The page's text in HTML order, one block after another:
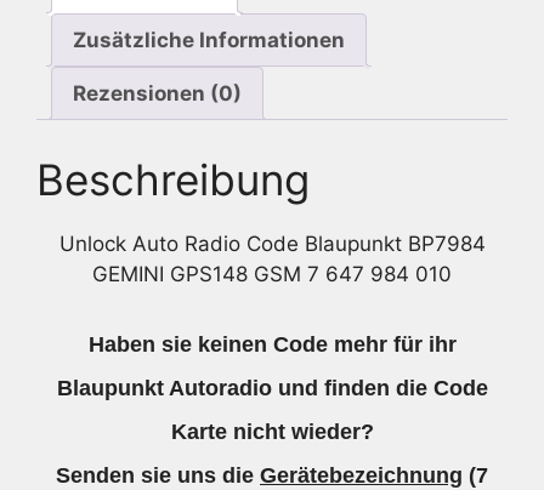
Zusätzliche Informationen
Rezensionen (0)
Beschreibung
Unlock Auto Radio Code Blaupunkt BP7984
GEMINI GPS148 GSM 7 647 984 010
Haben sie keinen Code mehr für ihr
Blaupunkt Autoradio und finden die Code
Karte nicht wieder?
Senden sie uns die Gerätebezeichnung (7